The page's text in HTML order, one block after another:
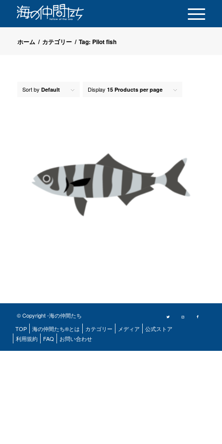
ホーム / カテゴリー / Tag: Pilot fish
Sort by Default Display 15 Products per page
© Copyright -海の仲間たち
TOP
海の仲間たち®とは カテゴリー メディア
公式ストア
利用規約
FAQ お問い合わせ